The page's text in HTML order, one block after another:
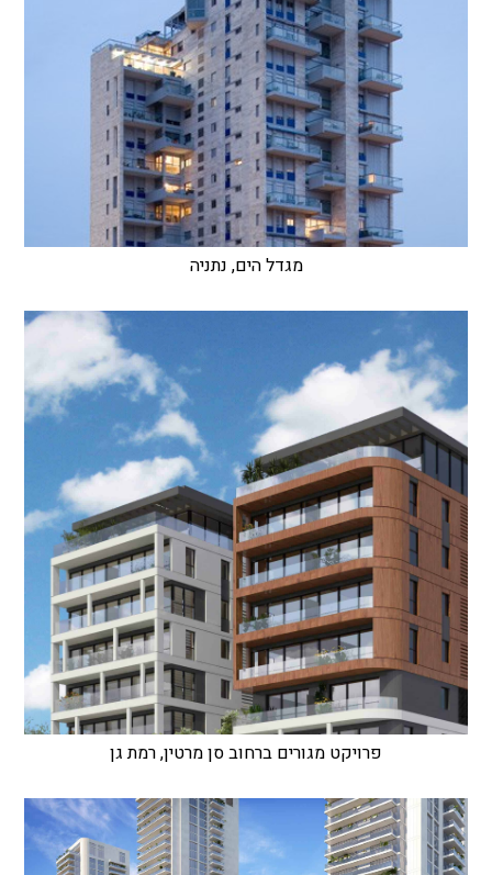
מגדל הים, נתניה
פרויקט מגורים ברחוב סן מרטין, רמת גן